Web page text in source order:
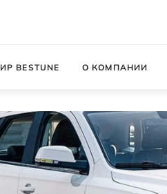
BESTUNE О КОМПАНИИ